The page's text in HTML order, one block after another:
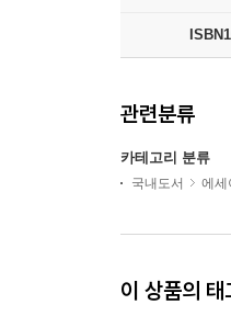
관련분류
카테고리 분류
국내도서 에세
이 상품의 태